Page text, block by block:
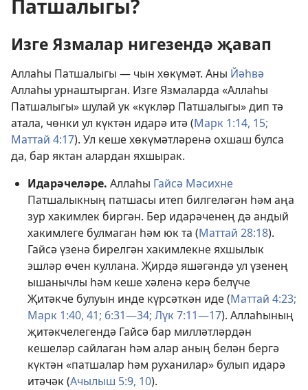
Патшалыгы?
Изге Язмалар нигезендә җавап
Аллаһы Патшалыгы — чын хөкүмәт. Аны Йәһвә
Аллаһы урнаштырган. Изге Язмаларда «Аллаһы
Патшалыгы» шулай ук «күкләр Патшалыгы» дип тә
атала, чөнки ул күктән идарә итә (Марк 1:14, 15;
Маттай 4:17). Ул кеше хөкүмәтләренә охшаш булса
да, бар яктан алардан яхшырак.
Идарәчеләре. Аллаһы Гайсә Мәсихне
Патшалыкның патшасы итеп билгеләгән һәм аңа
зур хакимлек биргән. Бер идарәченең дә андый
хакимлеге булмаган һәм юк та (Маттай 28:18).
Гайсә үзенә бирелгән хакимлекне яхшылык
эшләр өчен куллана. Җирдә яшәгәндә ул үзенең
ышанычлы һәм кеше хәленә керә белүче
Җитәкче булуын инде күрсәткән иде (Маттай 4:23;
Марк 1:40, 41; 6:31—34; Лүк 7:11—17). Аллаһының
җитәкчелегендә Гайсә бар милләтләрдән
кешеләр сайлаган һәм алар аның белән бергә
күктән «патшалар һәм руханилар» булып идарә
итәчәк (Ачылыш 5:9, 10).